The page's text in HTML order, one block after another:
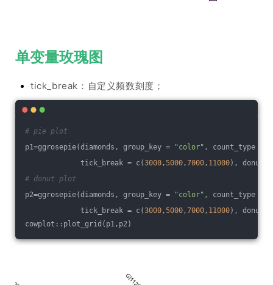
单变量玫瑰图
tick_break：自定义频数刻度；
# pie plot
p1=ggrosepie(diamonds, group_key =
"color" , count_type =
tick_break = c(3000,5000,7000, 11000),
# donut plot
p2=ggrosepie(diamonds, group_key =
"color" , count_type =
tick_break = c(3000,5000,7000, 11000),
cowplot::plot_grid(p1,p2)